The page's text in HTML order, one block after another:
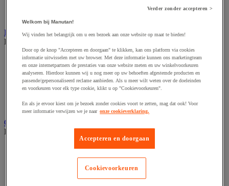
Elektrische toebehoren en verlichting
Bekijk de hele productgroep
Accessoires voor elektrisch schakelpaneel
Batterij, oplader en kabel
Elektrische kabel
Elektrische uitrusting
Wandcontactdoos en schakelaar
Gereedschap opbergen
Bekijk de hele productgroep
Assortimentsdoos en gereedschapkoffer
Gereedschapskist en opbergtas
Gereedschapskoffer en versterkte kist
Verrijdbare werktafel
Verder zonder accepteren >
Welkom bij Manutan!
Wij vinden het belangrijk om u een bezoek aan onze website op maat te bieden!
Door op de knop "Accepteren en doorgaan" te klikken, kan ons platform via cookies
informatie uitwisselen met uw browser. Met deze informatie kunnen ons marketingteam
en onze internetpartners de prestaties van onze website meten en uw winkelvoorkeuren
analyseren. Hierdoor kunnen wij u nog meer op uw behoeften afgestemde producten en
passende/gepersonaliseerd reclame aanbieden. Als u meer wilt weten over de doeleinden
en voorkeuren voor elk type cookie, klikt u op "Cookievoorkeuren".
En als je ervoor kiest om je bezoek zonder cookies voort te zetten, mag dat ook! Voor
meer informatie verwijzen we je naar onze cookieverklaring.
Accepteren en doorgaan
Cookievoorkeuren